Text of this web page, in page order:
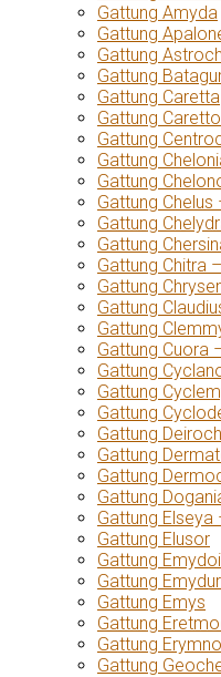
Gattung Amyda
Gattung
Gattung
Gattung
Gattung Caretta
Gattung
Gattung
Gattung
Gattung
Gattung
Gattung
Gattung
Gattung Chitra
Gattung
Gattung
Gattung
Gattung Cuora
Gattung
Gattung
Gattung
Gattung
Gattung
Gattung
Gattung
Gattung
Gattung Elusor
Gattung
Gattung
Gattung Emys
Gattung
Gattung
Gattung